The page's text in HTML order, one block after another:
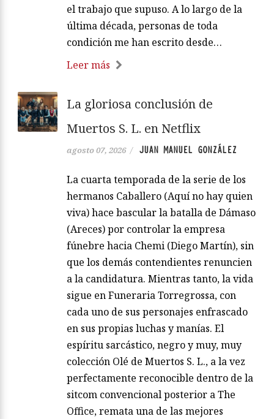
el trabajo que supuso. A lo largo de la
última década, personas de toda
condición me han escrito desde…
Leer más
La gloriosa conclusión de
Muertos S. L. en Netflix
agosto 07, 2026 / JUAN MANUEL GONZÁLEZ
La cuarta temporada de la serie de los
hermanos Caballero (Aquí no hay quien
viva) hace bascular la batalla de Dámaso
(Areces) por controlar la empresa
fúnebre hacia Chemi (Diego Martín), sin
que los demás contendientes renuncien
a la candidatura. Mientras tanto, la vida
sigue en Funeraria Torregrossa, con
cada uno de sus personajes enfrascado
en sus propias luchas y manías. El
espíritu sarcástico, negro y muy, muy
colección Olé de Muertos S. L., a la vez
perfectamente reconocible dentro de la
sitcom convencional posterior a The
Office, remata una de las mejores